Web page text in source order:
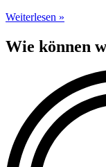
Weiterlesen »
Wie können